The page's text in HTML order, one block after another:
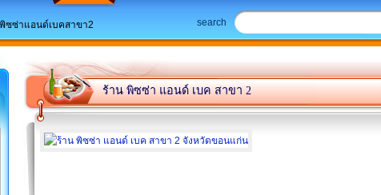
ซซ่าแอนด์เบคสาขา2 search
ร้าน พิซซ่า แอนด์ เบค สาขา 2